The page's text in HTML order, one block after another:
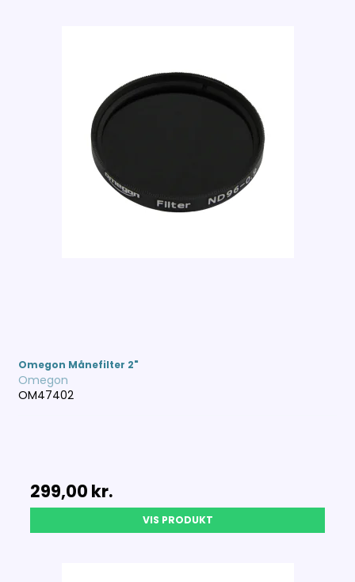
Omegon Månefilter 2"
Omegon
OM47402
299,00 kr.
VIS PRODUKT